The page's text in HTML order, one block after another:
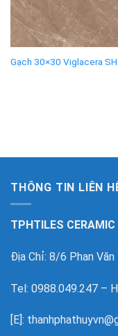
Gạch 30×30 Viglacera
THÔNG TIN LIÊN
TPHTILES CERAMIC
Địa Chỉ: 8/6 Phan
Tel: 0988.049.247 –
[E]: